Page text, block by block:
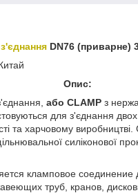
DN76 (приварне)
Опис:
або CLAMP з
для з'єднання
та харчовому виробництві.
силіконової
кламповое соединение
труб, кранов,